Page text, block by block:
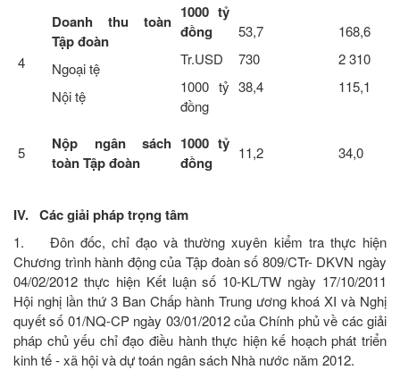
4
Doanh thu toàn
Tập đoàn
Ngoại tệ
Nội tệ
1000 tỷ
đồng
Tr.USD
1000 tỷ
đồng
53,7
730
38,4
168,6
2 310
115,1
5
Nộp ngân sách
toàn Tập đoàn
1000 tỷ
đồng
11,2 34,0
IV. Các giải pháp trọng tâm
1. Đôn đốc, chỉ đạo và thường xuyên kiểm tra thực hiện
Chương trình hành động của Tập đoàn số 809/CTr- DKVN ngày
04/02/2012 thực hiện Kết luận số 10-KL/TW ngày 17/10/2011
Hội nghị lần thứ 3 Ban Chấp hành Trung ương khoá XI và Nghị
quyết số 01/NQ-CP ngày 03/01/2012 của Chính phủ về các giải
pháp chủ yếu chỉ đạo điều hành thực hiện kế hoạch phát triển
kinh tế - xã hội và dự toán ngân sách Nhà nước năm 2012.